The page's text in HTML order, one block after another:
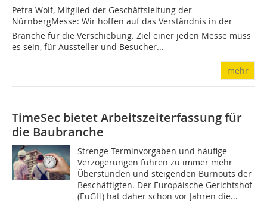
Petra Wolf, Mitglied der Geschäftsleitung der
NürnbergMesse: Wir hoffen auf das Verständnis in der
Branche für die Verschiebung. Ziel einer jeden Messe muss
es sein, für Aussteller und Besucher...
mehr
TimeSec bietet Arbeitszeiterfassung für
die Baubranche
Strenge Terminvorgaben und häufige
Verzögerungen führen zu immer mehr
Überstunden und steigenden Burnouts der
Beschäftigten. Der Europäische Gerichtshof
(EuGH) hat daher schon vor Jahren die...